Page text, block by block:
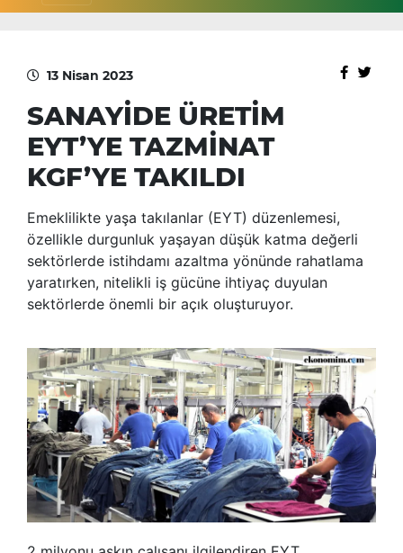
13 Nisan 2023
SANAYİDE ÜRETİM
EYT’YE TAZMİNAT
KGF’YE TAKILDI
Emeklilikte yaşa takılanlar (EYT) düzenlemesi,
özellikle durgunluk yaşayan düşük katma değerli
sektörlerde istihdamı azaltma yönünde rahatlama
yaratırken, nitelikli iş gücüne ihtiyaç duyulan
sektörlerde önemli bir açık oluşturuyor.